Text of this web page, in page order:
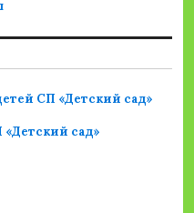
СП «Детский сад»
сад»